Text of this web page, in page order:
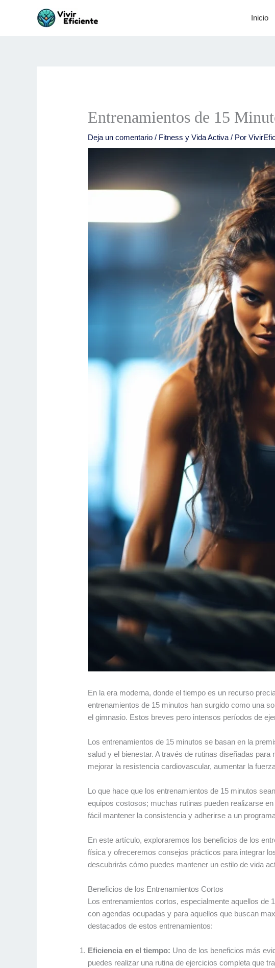
Inicio
Entrenamientos de 15
Deja un comentario / Fitness y Vida Activa / Por
En la era moderna, donde el tiempo es un recurso
entrenamientos de 15 minutos han surgido como una
el gimnasio. Estos breves pero intensos períodos de
Los entrenamientos de 15 minutos se basan en la
salud y el bienestar. A través de rutinas diseñadas
mejorar la resistencia cardiovascular, aumentar la
Lo que hace que los entrenamientos de 15 minutos
equipos costosos; muchas rutinas pueden realizarse
fácil mantener la consistencia y adherirse a un
En este artículo, exploraremos los beneficios de los
física y ofreceremos consejos prácticos para integrar
descubrirás cómo puedes mantener un estilo de vida
Beneficios de los Entrenamientos Cortos
Los entrenamientos cortos, especialmente aquellos de
con agendas ocupadas y para aquellos que buscan
destacados de estos entrenamientos:
Eficiencia en el tiempo: Uno de los beneficios más
puedes realizar una rutina de ejercicios completa que